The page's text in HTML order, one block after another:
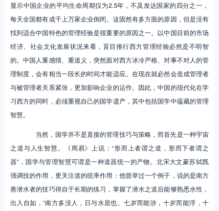
显示中国企业的平均生命周期仅为2.5年，不及发达国家的四分之一，
每天全国都有成千上万家企业倒闭。这固然有多方面的原因，但是没有
找到适合中国特色的管理经验是很重要的原因之一。以中国目前的市场
经济、社会文化发展状况来看，盲目推行西方管理经验必然是不明智
的。中国人重感情、重道义，突然面对西方冰冷严格、对事不对人的管
理制度，会有相当一段长的时间才能适应。在现在就必然会造成管理者
与被管理者关系紧张，更加影响企业的运作。因此，中国的现代化在学
习西方的同时，必须重视自己的国学遗产，其中包括国学中蕴藏的管理
智慧。
当然，国学并不是直接的管理技巧与策略，而首先是一种宇宙
之道与人生智慧。《周易》上说：“形而上者谓之道，形而下者谓之
器”，国学与管理智慧可谓是一种道器统一的产物。北宋大文豪苏轼既
强调技的作用，更关注道的统率作用：他曾举过一个例子，说的是南方
善潜水者的技巧得自于长期的练习，掌握了潜水之道后能够熟悉水性，
出入自如，“南方多没人，日与水居也。七岁而能涉，十岁而能浮，十